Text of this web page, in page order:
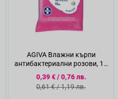
AGIVA Влажни кърпи
антибактериални розови, 15
Специална цена
0,39 €/0,76 лв.
Стандартна цена
0,61 €/1,19 лв.